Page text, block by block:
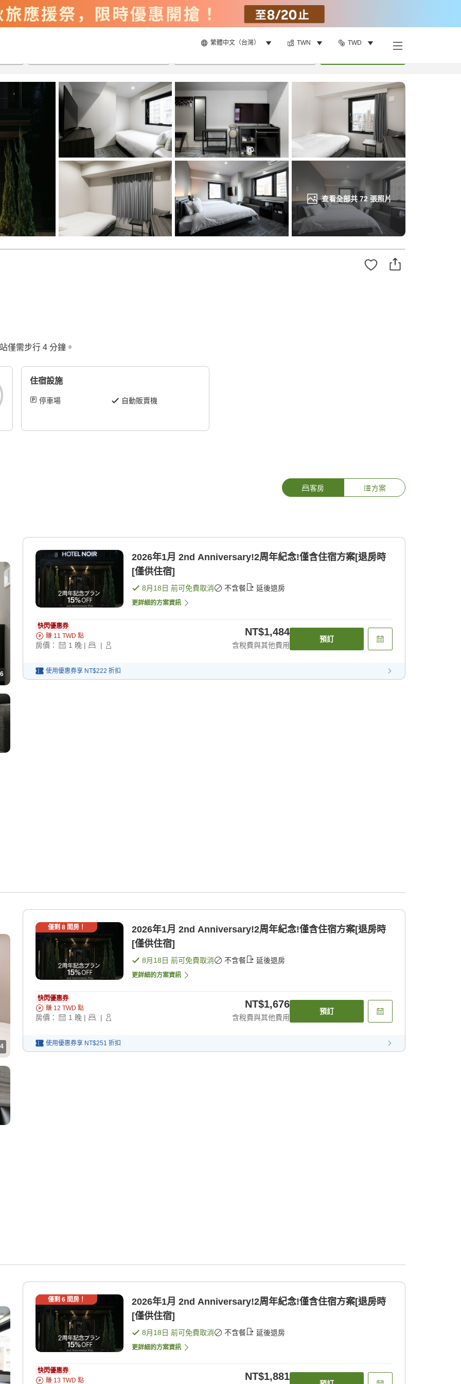
繁體中文（台灣） TWN TWD
查看全部共72 張照片
僅需步行 4 分鐘。
住宿設施
停車場 自動販賣機
客房 方案
6
2026年1月 2nd Anniversary!2周年紀念!僅含住宿方案[退房時
[僅供住宿]
8月18日 前可免費取消 不含餐 延後退房
更詳細的方案資訊
快閃優惠券
賺 11 TWD 點
房價： 1 晚 | |
NT$1,484
含稅費與其他費用
預訂
使用優惠券享 NT$222 折扣
4
僅剩 8間房！
2026年1月 2nd Anniversary!2周年紀念!僅含住宿方案[退房時
[僅供住宿]
8月18日 前可免費取消 不含餐 延後退房
更詳細的方案資訊
快閃優惠券
賺 12 TWD 點
房價： 1 晚 | |
NT$1,676
含稅費與其他費用
預訂
使用優惠券享 NT$251 折扣
僅剩 6間房！
2026年1月 2nd Anniversary!2周年紀念!僅含住宿方案[退房時
[僅供住宿]
8月18日 前可免費取消 不含餐 延後退房
更詳細的方案資訊
快閃優惠券
賺 13 TWD 點 NT$1,881